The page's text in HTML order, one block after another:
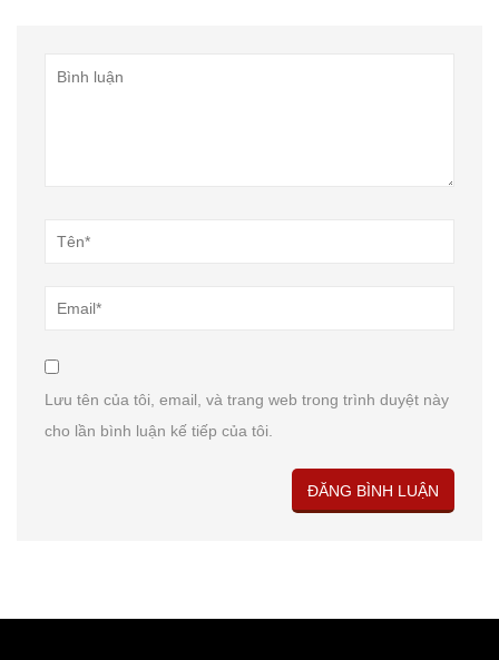
Lưu tên của tôi, email, và trang web trong trình duyệt này
cho lần bình luận kế tiếp của tôi.